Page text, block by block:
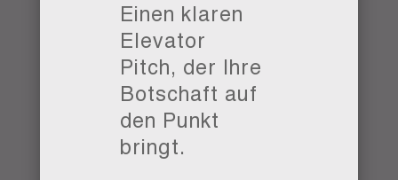
Einen klaren
Elevator
Pitch, der Ihre
Botschaft auf
den Punkt
bringt.